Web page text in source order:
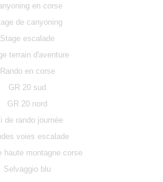
en corse
de canyoning
Stage escalade
terrain d'aventure
Rando en corse
GR 20 sud
GR 20 nord
de rando journée
voies escalade
haute montagne corse
Selvaggio blu